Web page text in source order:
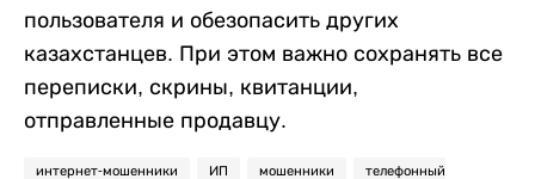
пользователя и обезопасить других
казахстанцев. При этом важно сохранять все
переписки, скрины, квитанции,
отправленные продавцу.
интернет-мошенники ИП мошенники телефонный